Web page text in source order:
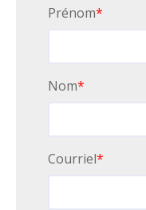
Prénom*
Nom*
Courriel*